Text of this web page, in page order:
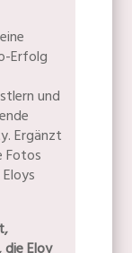
Erfolg
und
Ergänzt
Fotos